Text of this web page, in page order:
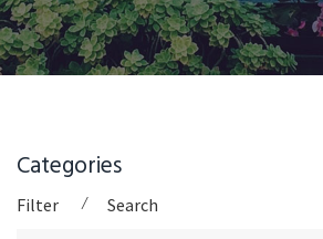
Categories
Filter ⁄ Search